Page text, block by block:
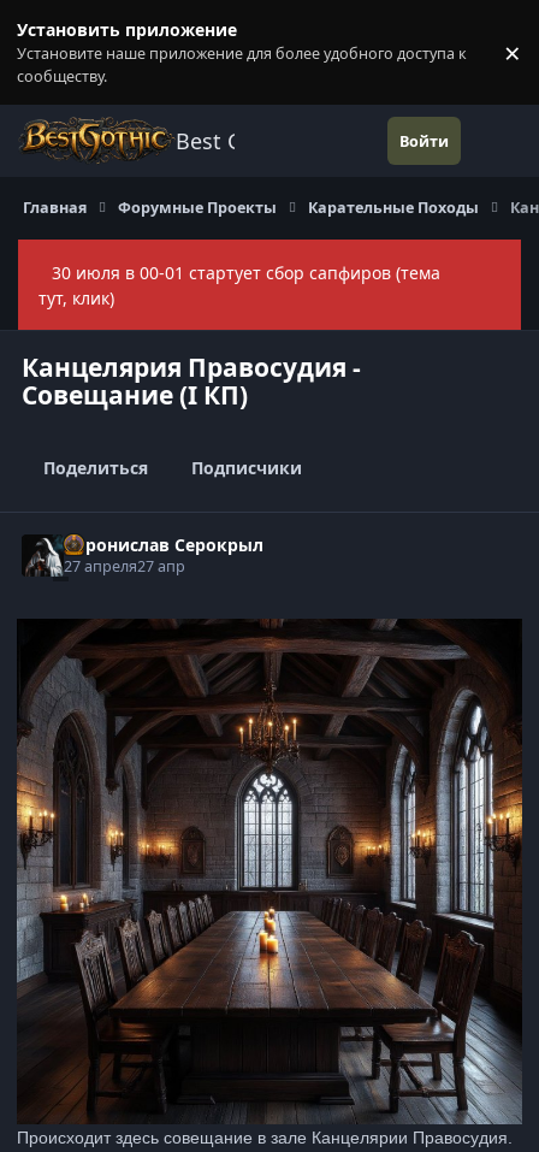
Установить приложение
Установите наше приложение для более удобного доступа к
сообществу.
×
Best Gothic Forums Войти
Главная Форумные Проекты Карательные Походы
30 июля в 00-01 стартует сбор сапфиров (тема
тут, клик)
Канцелярия Правосудия -
Совещание (I КП)
Поделиться Подписчики
Воронислав Серокрыл
27 апреля27 апр
Происходит здесь совещание в зале Канцелярии Правосудия.